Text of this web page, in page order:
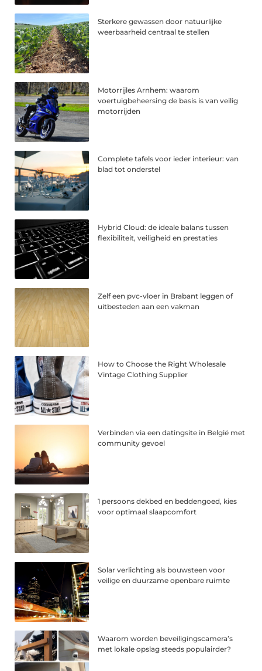
Sterkere gewassen door natuurlijke
weerbaarheid centraal te stellen
Motorrijles Arnhem: waarom
voertuigbeheersing de basis is van veilig
motorrijden
Complete tafels voor ieder interieur: van
blad tot onderstel
Hybrid Cloud: de ideale balans tussen
flexibiliteit, veiligheid en prestaties
Zelf een pvc-vloer in Brabant leggen of
uitbesteden aan een vakman
How to Choose the Right Wholesale
Vintage Clothing Supplier
Verbinden via een datingsite in België met
community gevoel
1 persoons dekbed en beddengoed, kies
voor optimaal slaapcomfort
Solar verlichting als bouwsteen voor
veilige en duurzame openbare ruimte
Waarom worden beveiligingscamera’s
met lokale opslag steeds populairder?